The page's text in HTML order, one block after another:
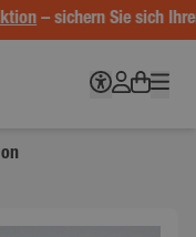
– sichern Sie sich